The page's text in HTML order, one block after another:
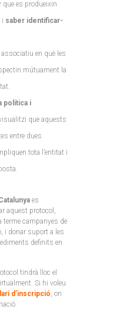
que es produeixin
i saber identificar-
en què les
mútuament la
política i
que aquests
entre dues
tota l’entitat i
es
aquest protocol,
campanyes de
i donar suport a les
definits en
tindrà lloc el
Si hi voleu
d’inscripció , on